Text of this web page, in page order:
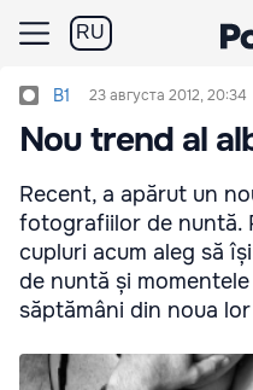
RU
B1 23 августа 2012, 20:34
Nou trend al
Recent, a apărut un
fotografiilor de nuntă.
cupluri acum aleg să
de nuntă și
săptămâni din noua